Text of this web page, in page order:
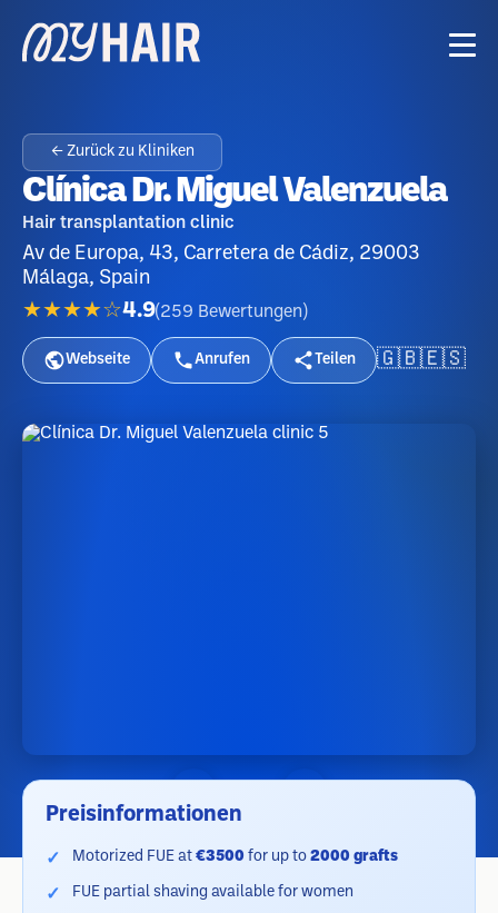
← Zurück zu Kliniken
Clínica Dr. Miguel Valenzuela
Hair transplantation clinic
Av de Europa, 43, Carretera de Cádiz, 29003
Málaga, Spain
★★★★☆4.9(259 Bewertungen )
Webseite Anrufen Teilen 🇬🇧🇪🇸
Preisinformationen
Motorized FUE at €3500 for up to 2000 grafts
FUE partial shaving available for women